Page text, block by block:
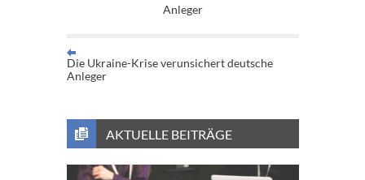
Anleger
Die Ukraine-Krise verunsichert deutsche
Anleger
AKTUELLE BEITRÄGE